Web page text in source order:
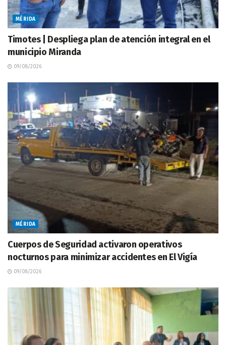
MÉRIDA
Timotes | Despliega plan de atención integral en el
municipio Miranda
09/08/2026
MÉRIDA
Cuerpos de Seguridad activaron operativos
nocturnos para minimizar accidentes en El Vigía
09/08/2026